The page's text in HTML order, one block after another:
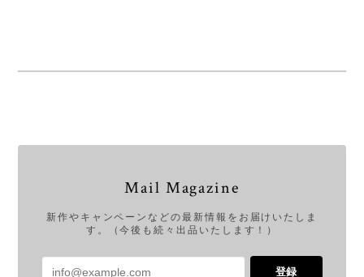
Mail Magazine
新作やキャンペーンなどの最新情報をお届けいたしま
す。（今後も続々出品いたします！）
登録